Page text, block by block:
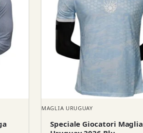
MAGLIA URUGUAY
Speciale Giocatori Maglia